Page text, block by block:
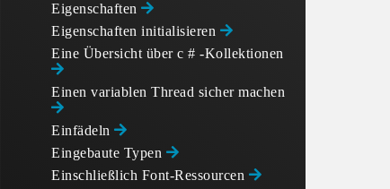
Eigenschaften
Eigenschaften initialisieren
Eine Übersicht über c # -Kollektionen
Einen variablen Thread sicher machen
Einfädeln
Eingebaute Typen
Einschließlich Font-Ressourcen